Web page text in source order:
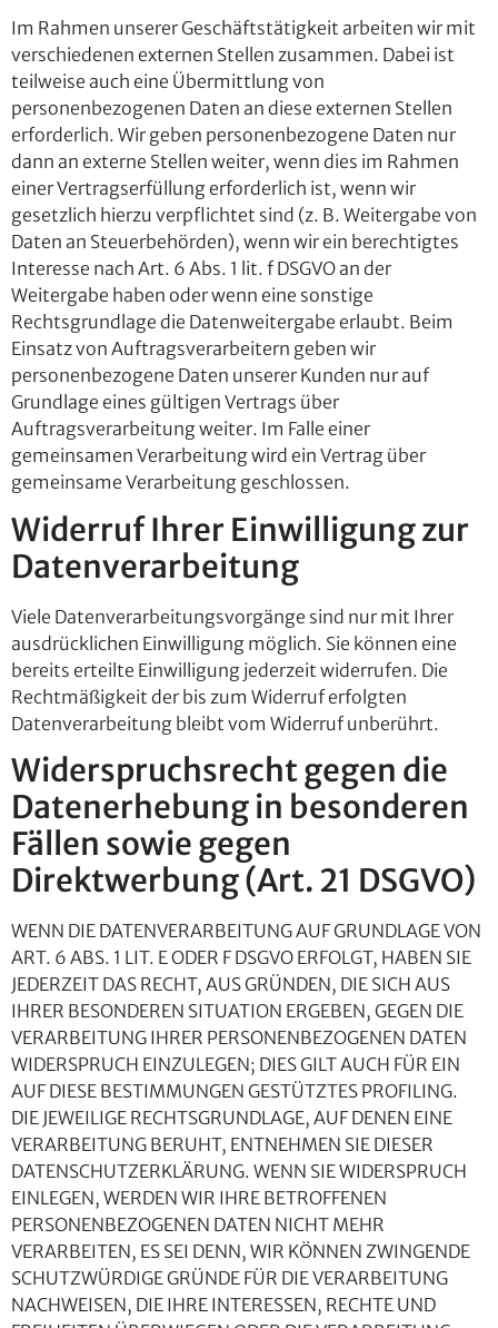
Im Rahmen unserer Geschäftstätigkeit arbeiten wir mit
verschiedenen externen Stellen zusammen. Dabei ist
teilweise auch eine Übermittlung von
personenbezogenen Daten an diese externen Stellen
erforderlich. Wir geben personenbezogene Daten nur
dann an externe Stellen weiter, wenn dies im Rahmen
einer Vertragserfüllung erforderlich ist, wenn wir
gesetzlich hierzu verpflichtet sind (z. B. Weitergabe von
Daten an Steuerbehörden), wenn wir ein berechtigtes
Interesse nach Art. 6 Abs. 1 lit. f DSGVO an der
Weitergabe haben oder wenn eine sonstige
Rechtsgrundlage die Datenweitergabe erlaubt. Beim
Einsatz von Auftragsverarbeitern geben wir
personenbezogene Daten unserer Kunden nur auf
Grundlage eines gültigen Vertrags über
Auftragsverarbeitung weiter. Im Falle einer
gemeinsamen Verarbeitung wird ein Vertrag über
gemeinsame Verarbeitung geschlossen.
Widerruf Ihrer Einwilligung zur
Datenverarbeitung
Viele Datenverarbeitungsvorgänge sind nur mit Ihrer
ausdrücklichen Einwilligung möglich. Sie können eine
bereits erteilte Einwilligung jederzeit widerrufen. Die
Rechtmäßigkeit der bis zum Widerruf erfolgten
Datenverarbeitung bleibt vom Widerruf unberührt.
Widerspruchsrecht gegen die
Datenerhebung in besonderen
Fällen sowie gegen
Direktwerbung (Art. 21 DSGVO)
WENN DIE DATENVERARBEITUNG AUF GRUNDLAGE VON
ART. 6 ABS. 1 LIT. E ODER F DSGVO ERFOLGT, HABEN SIE
JEDERZEIT DAS RECHT, AUS GRÜNDEN, DIE SICH AUS
IHRER BESONDEREN SITUATION ERGEBEN, GEGEN DIE
VERARBEITUNG IHRER PERSONENBEZOGENEN DATEN
WIDERSPRUCH EINZULEGEN; DIES GILT AUCH FÜR EIN
AUF DIESE BESTIMMUNGEN GESTÜTZTES PROFILING.
DIE JEWEILIGE RECHTSGRUNDLAGE, AUF DENEN EINE
VERARBEITUNG BERUHT, ENTNEHMEN SIE DIESER
DATENSCHUTZERKLÄRUNG. WENN SIE WIDERSPRUCH
EINLEGEN, WERDEN WIR IHRE BETROFFENEN
PERSONENBEZOGENEN DATEN NICHT MEHR
VERARBEITEN, ES SEI DENN, WIR KÖNNEN ZWINGENDE
SCHUTZWÜRDIGE GRÜNDE FÜR DIE VERARBEITUNG
NACHWEISEN, DIE IHRE INTERESSEN, RECHTE UND